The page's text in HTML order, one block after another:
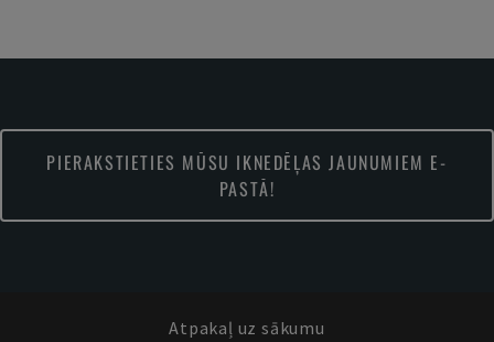
PIERAKSTIETIES MŪSU IKNEDĒĻAS JAUNUMIEM E-
PASTĀ!
Atpakaļ uz sākumu